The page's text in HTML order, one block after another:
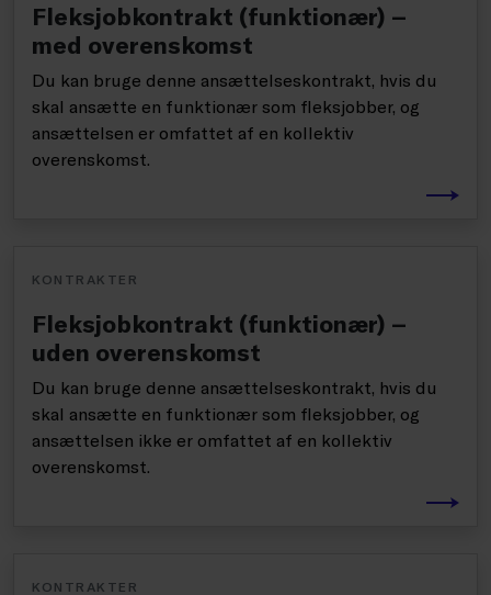
Fleksjobkontrakt (funktionær) –
med overenskomst
Du kan bruge denne ansættelseskontrakt, hvis du
skal ansætte en funktionær som fleksjobber, og
ansættelsen er omfattet af en kollektiv
overenskomst.
KONTRAKTER
Fleksjobkontrakt (funktionær) –
uden overenskomst
Du kan bruge denne ansættelseskontrakt, hvis du
skal ansætte en funktionær som fleksjobber, og
ansættelsen ikke er omfattet af en kollektiv
overenskomst.
KONTRAKTER